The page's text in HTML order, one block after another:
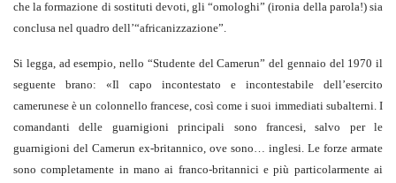
che la formazione di sostituti devoti, gli “omologhi” (ironia della parola!) sia
conclusa nel quadro dell’“africanizzazione”.
Si legga, ad esempio, nello “Studente del Camerun” del gennaio del 1970 il
seguente brano: «Il capo incontestato e incontestabile dell’esercito
camerunese è un colonnello francese, così come i suoi immediati subalterni. I
comandanti delle guarnigioni principali sono francesi, salvo per le
guarnigioni del Camerun ex-britannico, ove sono… inglesi. Le forze armate
sono completamente in mano ai franco-britannici e più particolarmente ai